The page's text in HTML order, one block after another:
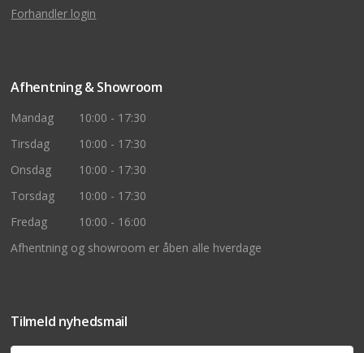
Forhandler login
Afhentning & Showroom
Mandag
10:00 - 17:30
Tirsdag
10:00 - 17:30
Onsdag
10:00 - 17:30
Torsdag
10:00 - 17:30
Fredag
10:00 - 16:00
Afhentning og showroom er åben alle hverdage
Tilmeld nyhedsmail